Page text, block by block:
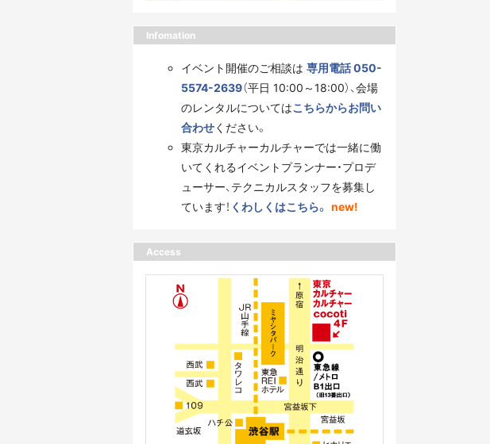
Infomation
イベント開催のご相談は 専用電話 050-
5574-2639（平日 10:00～18:00）、会場
のレンタルについてはこちらからお問い
合わせください。
東京カルチャーカルチャーでは一緒に働
いてくれるイベントプランナー・プロデ
ューサー、テクニカルスタッフを募集し
ています！ くわしくはこちら。 new!
Access